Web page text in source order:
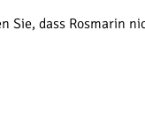
Sie, dass Rosmarin